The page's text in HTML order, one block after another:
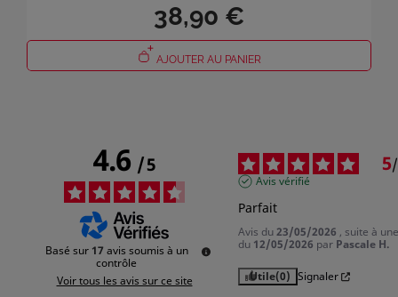
38,90 €
AJOUTER AU PANIER
4.6/5
Basé sur 17 avis soumis à un
contrôle
Voir tous les avis sur ce site
5/
Avis vérifié
Parfait
Avis du23/05/2026 , suite à
du 12/05/2026 par Pascale H.
Utile(0) Signaler
Connexion
Vous devez être connecté pour enregistrer des produits dans
votre liste de souhaits.